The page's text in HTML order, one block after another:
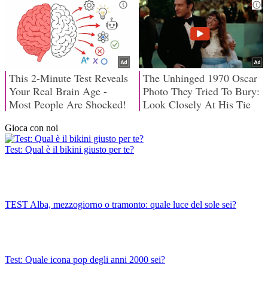
Gioca con noi
Test: Qual è il bikini giusto per te?
TEST Alba, mezzogiorno o tramonto: quale luce del sole sei?
Test: Quale icona pop degli anni 2000 sei?